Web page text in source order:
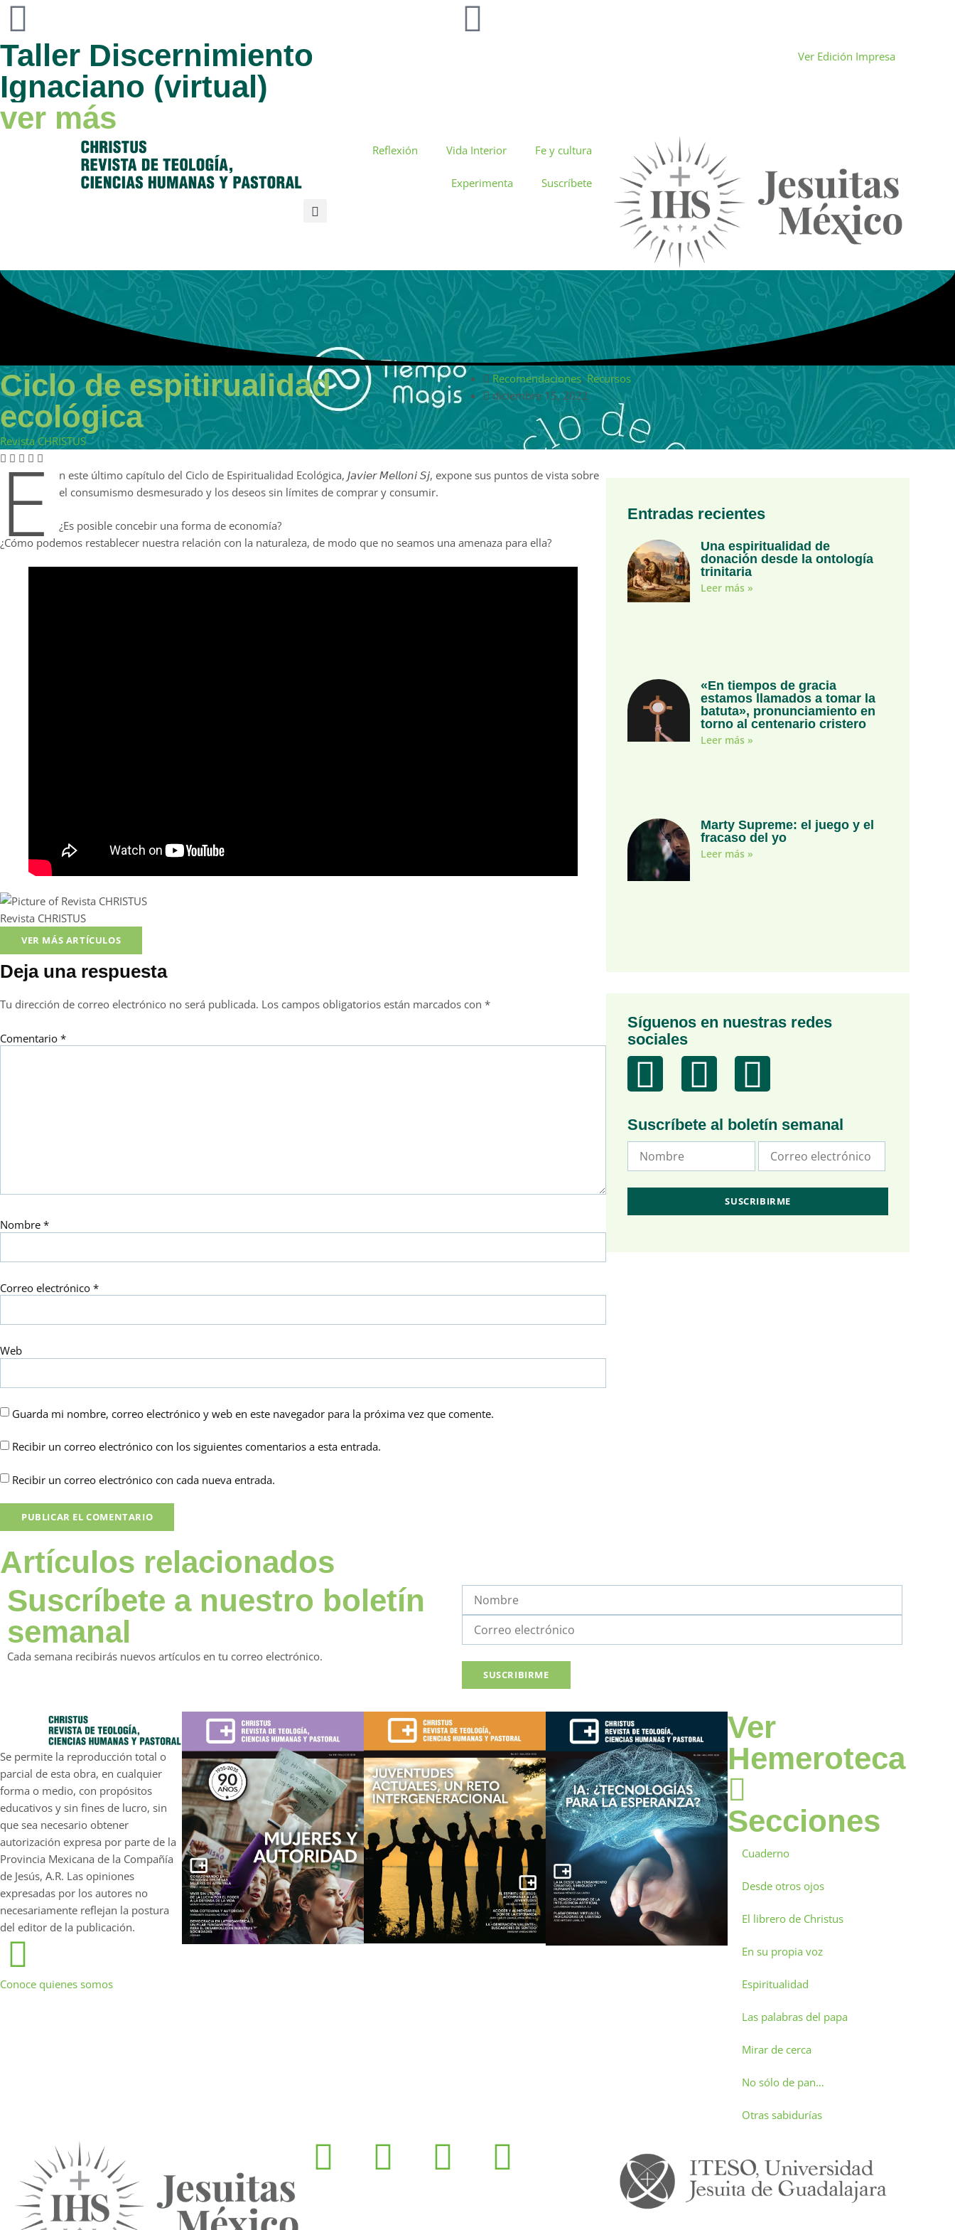
Taller Discernimiento
Ignaciano (virtual)
ver más
Ver Edición Impresa
Reflexión Vida Interior Fe y cultura
Experimenta Suscríbete
Ciclo de espitirualidad
ecológica
Revista CHRISTUS
Recomendaciones, Recursos
diciembre 15, 2022
E
n este último capítulo del Ciclo de Espiritualidad Ecológica, 𝘑𝘢𝘷𝘪𝘦𝘳 𝘔𝘦𝘭𝘭𝘰𝘯𝘪 𝘚𝘫, expone sus puntos de vista sobre
el consumismo desmesurado y los deseos sin límites de comprar y consumir. ⁣
¿Es posible concebir una forma de economía?
¿Cómo podemos restablecer nuestra relación con la naturaleza, de modo que no seamos una amenaza para ella?⁣⁣ ⁣
Revista CHRISTUS
VER MÁS ARTÍCULOS
Deja una respuesta
Tu dirección de correo electrónico no será publicada. Los campos obligatorios están marcados con *
Comentario *
Nombre *
Correo electrónico *
Web
Guarda mi nombre, correo electrónico y web en este navegador para la próxima vez que comente.
Recibir un correo electrónico con los siguientes comentarios a esta entrada.
Recibir un correo electrónico con cada nueva entrada.
Entradas recientes
Una espiritualidad de
donación desde la ontología
trinitaria
Leer más »
«En tiempos de gracia
estamos llamados a tomar la
batuta», pronunciamiento en
torno al centenario cristero
Leer más »
Marty Supreme: el juego y el
fracaso del yo
Leer más »
Síguenos en nuestras redes
sociales
Suscríbete al boletín semanal
Artículos relacionados
Suscríbete a nuestro boletín
semanal
Cada semana recibirás nuevos artículos en tu correo electrónico.
Se permite la reproducción total o
parcial de esta obra, en cualquier
forma o medio, con propósitos
educativos y sin fines de lucro, sin
que sea necesario obtener
autorización expresa por parte de la
Provincia Mexicana de la Compañía
de Jesús, A.R. Las opiniones
expresadas por los autores no
necesariamente reflejan la postura
del editor de la publicación.
Conoce quienes somos
Ver
Hemeroteca
Secciones
Cuaderno
Desde otros ojos
El librero de Christus
En su propia voz
Espiritualidad
Las palabras del papa
Mirar de cerca
No sólo de pan…
Otras sabidurías